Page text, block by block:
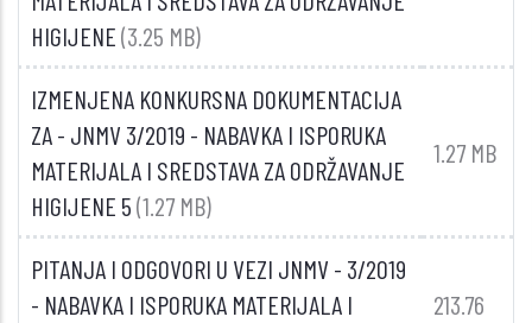
HIGIJENE(3.25 MB)
IZMENJENA KONKURSNA DOKUMENTACIJA
ZA - JNMV 3/2019 - NABAVKA I ISPORUKA
MATERIJALA I SREDSTAVA ZA ODRŽAVANJE
HIGIJENE 5(1.27 MB)
1.27 MB
PITANJA I ODGOVORI U VEZI JNMV - 3/2019
- NABAVKA I ISPORUKA MATERIJALA I
213.76